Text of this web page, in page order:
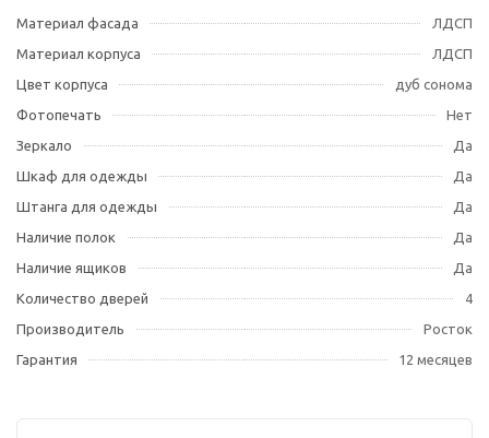
Материал фасада
ЛДСП
Материал корпуса
ЛДСП
Цвет корпуса
дуб сонома
Фотопечать
Нет
Зеркало
Да
Шкаф для одежды
Да
Штанга для одежды
Да
Наличие полок
Да
Наличие ящиков
Да
Количество дверей
4
Производитель
Росток
Гарантия
12 месяцев